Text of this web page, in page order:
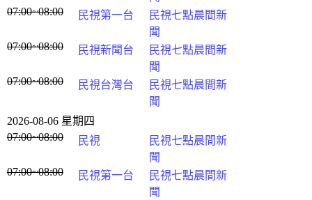
07:00~08:00
民視第一台
民視七點晨間新
聞
07:00~08:00
民視新聞台
民視七點晨間新
聞
07:00~08:00
民視台灣台
民視七點晨間新
聞
2026-08-06 星期四
07:00~08:00
民視
民視七點晨間新
聞
07:00~08:00
民視第一台
民視七點晨間新
聞